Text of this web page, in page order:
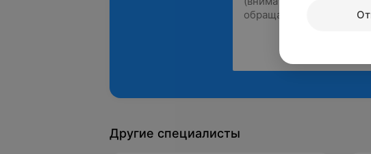
Другие специалисты